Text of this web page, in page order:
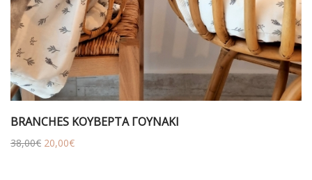
BRANCHES ΚΟΥΒΕΡΤΑ ΓΟΥΝΑΚΙ
38,00€ Original
20,00€Η